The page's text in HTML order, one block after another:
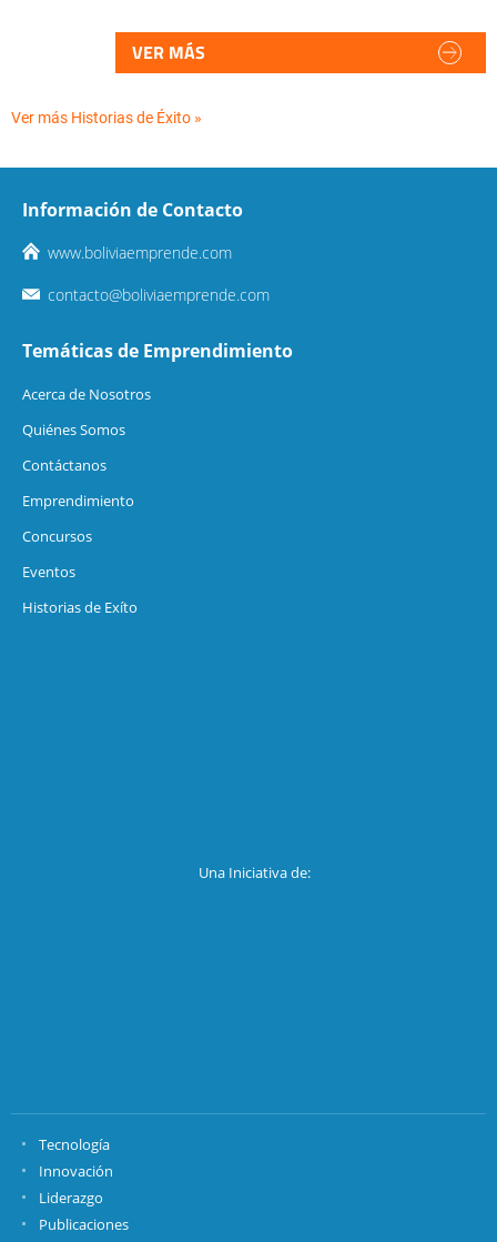
VER MÁS
Ver más Historias de Éxito »
Información de Contacto
www.boliviaemprende.com
contacto@boliviaemprende.com
Temáticas de Emprendimiento
Acerca de Nosotros
Quiénes Somos
Contáctanos
Emprendimiento
Concursos
Eventos
Historias de Exíto
Una Iniciativa de:
Tecnología
Innovación
Liderazgo
Publicaciones